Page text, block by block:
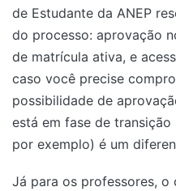
de Estudante da ANEP
do processo: aprovação
de matrícula ativa, e
caso você precise
possibilidade de
está em fase de
por exemplo) é um
Já para os professores, o